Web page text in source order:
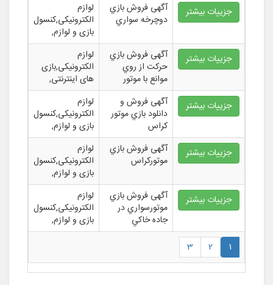
جزییات بیشتر
آگهی فروش بازي
دوچرخه سواري
لوازم
الکترونیکی,کنسول
بازی و لوازم,
جزییات بیشتر
آگهی فروش بازي
حرکت از روي
موانع با موتور
لوازم
الکترونیکی,بازی
های اینترنتی,
جزییات بیشتر
آگهی فروش و
دانلود بازي موتور
کراس
لوازم
الکترونیکی,کنسول
بازی و لوازم,
جزییات بیشتر
آگهی فروش بازي
موتورکراس
لوازم
الکترونیکی,کنسول
بازی و لوازم,
جزییات بیشتر
آگهی فروش بازي
موتورسواري در
جاده خاکي
لوازم
الکترونیکی,کنسول
بازی و لوازم,
1
2
3